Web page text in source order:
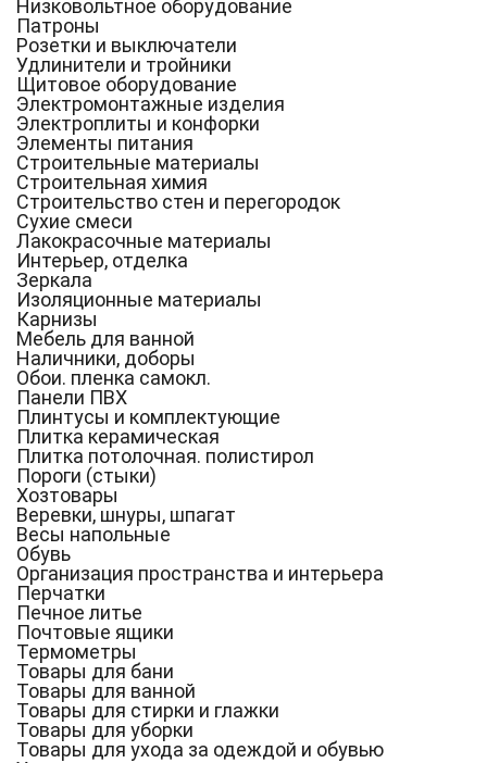
Низковольтное оборудование
Патроны
Розетки и выключатели
Удлинители и тройники
Щитовое оборудование
Электромонтажные изделия
Электроплиты и конфорки
Элементы питания
Строительные материалы
Строительная химия
Строительство стен и перегородок
Сухие смеси
Лакокрасочные материалы
Интерьер, отделка
Зеркала
Изоляционные материалы
Карнизы
Мебель для ванной
Наличники, доборы
Обои. пленка самокл.
Панели ПВХ
Плинтусы и комплектующие
Плитка керамическая
Плитка потолочная. полистирол
Пороги (стыки)
Хозтовары
Веревки, шнуры, шпагат
Весы напольные
Обувь
Организация пространства и интерьера
Перчатки
Печное литье
Почтовые ящики
Термометры
Товары для бани
Товары для ванной
Товары для стирки и глажки
Товары для уборки
Товары для ухода за одеждой и обувью